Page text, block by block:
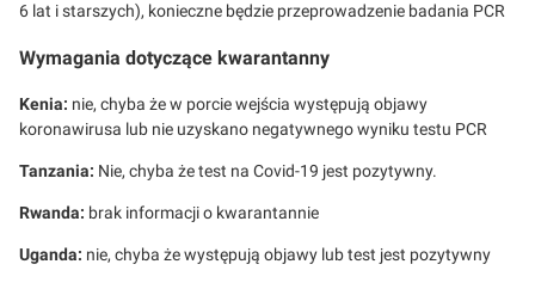
6 lat i starszych), konieczne będzie przeprowadzenie badania PCR
Wymagania dotyczące kwarantanny
Kenia: nie, chyba że w porcie wejścia występują objawy
koronawirusa lub nie uzyskano negatywnego wyniku testu PCR
Tanzania: Nie, chyba że test na Covid-19 jest pozytywny.
Rwanda: brak informacji o kwarantannie
Uganda: nie, chyba że występują objawy lub test jest pozytywny